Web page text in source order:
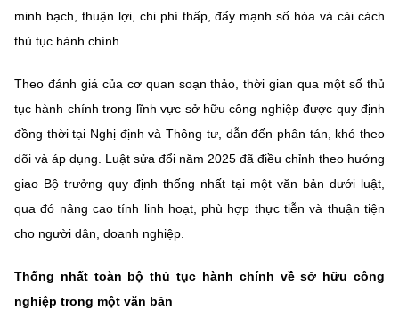
Giám đốc Trung tâm Truyền thông Khoa học và Công nghệ.
Địa chỉ: Ban Biên tập Cổng TTĐT - 18 Nguyễn Du, TP. Hà Nội
Email:stc@mst.gov.vn
©2026 Bản quyền thuộc Bộ Khoa Học và Công Nghệ
(Ghi rõ nguồn "https://mst.gov.vn" khi phát hành lại thông tin từ
minh bạch, thuận lợi, chi phí thấp, đẩy mạnh số hóa và cải cách
thủ tục hành chính.
Theo đánh giá của cơ quan soạn thảo, thời gian qua một số thủ
tục hành chính trong lĩnh vực sở hữu công nghiệp được quy định
đồng thời tại Nghị định và Thông tư, dẫn đến phân tán, khó theo
dõi và áp dụng. Luật sửa đổi năm 2025 đã điều chỉnh theo hướng
giao Bộ trưởng quy định thống nhất tại một văn bản dưới luật,
qua đó nâng cao tính linh hoạt, phù hợp thực tiễn và thuận tiện
cho người dân, doanh nghiệp.
Thống nhất toàn bộ thủ tục hành chính về sở hữu công
nghiệp trong một văn bản